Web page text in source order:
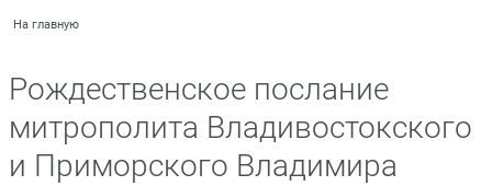
На главную
Рождественское послание
митрополита Владивостокского
и Приморского Владимира